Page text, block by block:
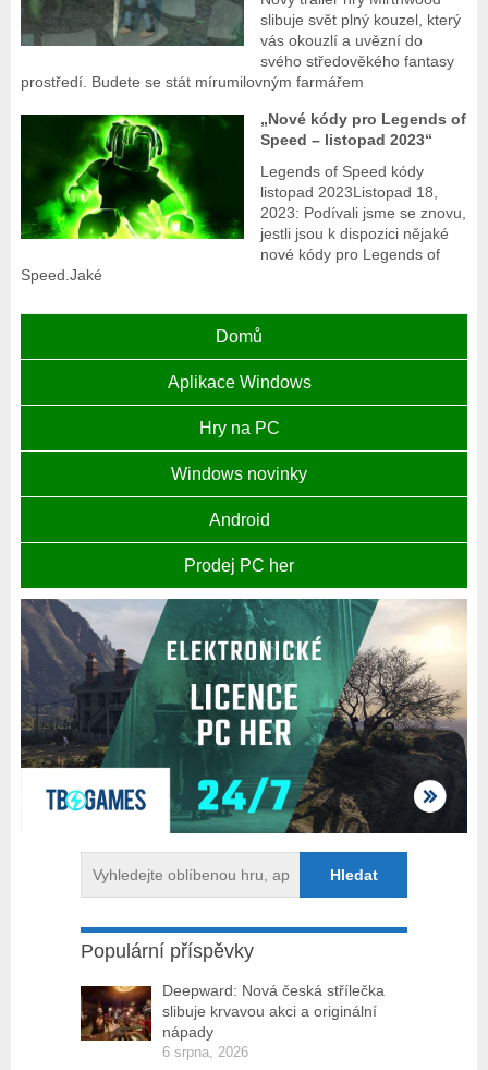
slibuje svět plný kouzel, který
vás okouzlí a uvězní do
svého středověkého fantasy
prostředí. Budete se stát mírumilovným farmářem
„Nové kódy pro Legends of
Speed – listopad 2023“
Legends of Speed kódy
listopad 2023Listopad 18,
2023: Podívali jsme se znovu,
jestli jsou k dispozici nějaké
nové kódy pro Legends of
Speed.Jaké
Domů
Aplikace Windows
Hry na PC
Windows novinky
Android
Prodej PC her
Populární příspěvky
Deepward: Nová česká střílečka
slibuje krvavou akci a originální
nápady
6 srpna, 2026